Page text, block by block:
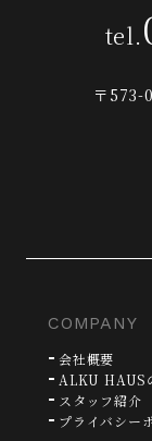
tel.
〒573-
COMPANY
会社概要
ALKU HAUS
スタッフ紹介
プライバシー